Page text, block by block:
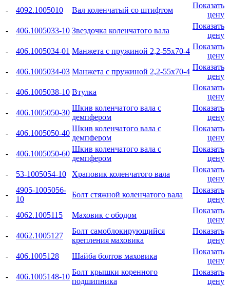
-
4092.1005010 Вал коленчатый со штифтом
Показать
цену
-
406.1005033-10 Звездочка коленчатого вала
Показать
цену
-
406.1005034-01 Манжета с пружиной 2,2-55x70-4
Показать
цену
-
406.1005034-03 Манжета с пружиной 2,2-55x70-4
Показать
цену
-
406.1005038-10 Втулка
Показать
цену
-
406.1005050-30
Шкив коленчатого вала с
демпфером
Показать
цену
-
406.1005050-40
Шкив коленчатого вала с
демпфером
Показать
цену
-
406.1005050-60
Шкив коленчатого вала с
демпфером
Показать
цену
-
53-1005054-10 Храповик коленчатого вала
Показать
цену
-
4905-1005056-
10
Болт стяжной коленчатого вала
Показать
цену
-
4062.1005115 Маховик с ободом
Показать
цену
-
4062.1005127
Болт самоблокирующийся
крепления маховика
Показать
цену
-
406.1005128 Шайба болтов маховика
Показать
цену
-
406.1005148-10
Болт крышки коренного
подшипника
Показать
цену